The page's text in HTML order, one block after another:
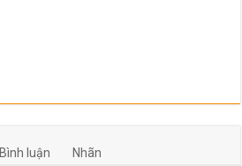
Bình luận Nhãn